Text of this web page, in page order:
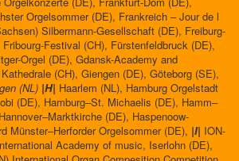
Orgelsommer (DE), Frankreich – Jour de l
Silbermann-Gesellschaft (DE), Freiburg-
Festival (CH), Fürstenfeldbruck (DE),
Orgel (DE), Gdansk-Academy and
(CH), Giengen (DE), Göteborg (SE),
(NL) |H| Haarlem (NL), Hamburg Orgelstadt
(DE), Hamburg–St. Michaelis (DE), Hamm–
(DE), Haspenoow-
Münster–Herforder Orgelsommer (DE), |I| ION-
Academy of music, Iserlohn (DE),